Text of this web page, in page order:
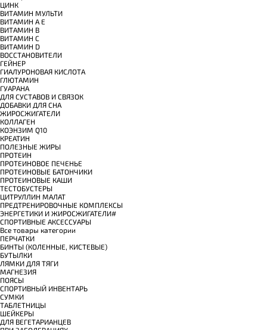
ЦИНК
ВИТАМИН МУЛЬТИ
ВИТАМИН A E
ВИТАМИН B
ВИТАМИН C
ВИТАМИН D
ВОССТАНОВИТЕЛИ
ГЕЙНЕР
ГИАЛУРОНОВАЯ КИСЛОТА
ГЛЮТАМИН
ГУАРАНА
ДЛЯ СУСТАВОВ И СВЯЗОК
ДОБАВКИ ДЛЯ СНА
ЖИРОСЖИГАТЕЛИ
КОЛЛАГЕН
КОЭНЗИМ Q10
КРЕАТИН
ПОЛЕЗНЫЕ ЖИРЫ
ПРОТЕИН
ПРОТЕИНОВОЕ ПЕЧЕНЬЕ
ПРОТЕИНОВЫЕ БАТОНЧИКИ
ПРОТЕИНОВЫЕ КАШИ
ТЕСТОБУСТЕРЫ
ЦИТРУЛЛИН МАЛАТ
ПРЕДТРЕНИРОВОЧНЫЕ КОМПЛЕКСЫ
ЭНЕРГЕТИКИ И ЖИРОСЖИГАТЕЛИ#
СПОРТИВНЫЕ АКСЕССУАРЫ
Все товары категории
ПЕРЧАТКИ
БИНТЫ (КОЛЕННЫЕ, КИСТЕВЫЕ)
БУТЫЛКИ
ЛЯМКИ ДЛЯ ТЯГИ
МАГНЕЗИЯ
ПОЯСЫ
СПОРТИВНЫЙ ИНВЕНТАРЬ
СУМКИ
ТАБЛЕТНИЦЫ
ШЕЙКЕРЫ
ДЛЯ ВЕГЕТАРИАНЦЕВ